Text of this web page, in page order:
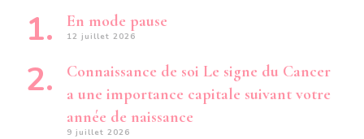
En mode pause
12 juillet 2026
Connaissance de soi Le signe du Cancer
a une importance capitale suivant votre
année de naissance
9 juillet 2026